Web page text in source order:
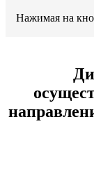
Нажимая на